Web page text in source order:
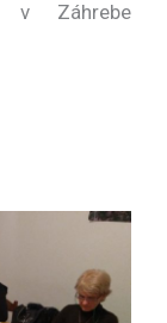
v Záhrebe